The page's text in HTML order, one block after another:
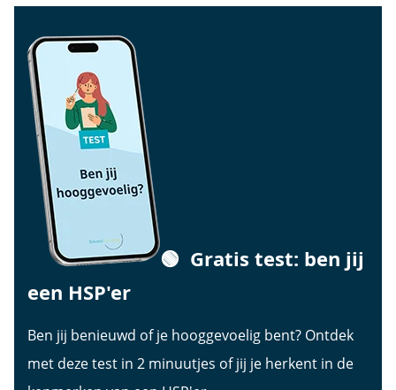
🟢 Gratis test: ben jij
een HSP'er
Ben jij benieuwd of je hooggevoelig bent? Ontdek
met deze test in 2 minuutjes of jij je herkent in de